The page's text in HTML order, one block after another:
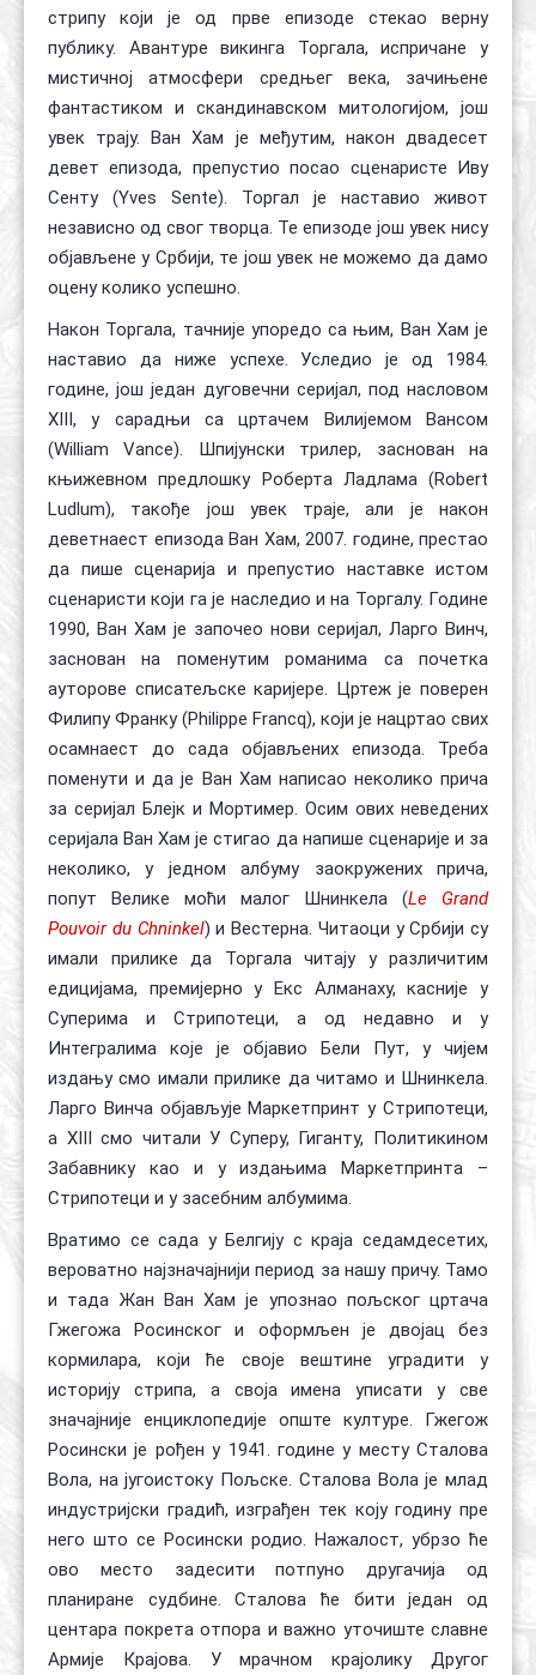
стрипу који је од прве епизоде стекао верну
публику. Авантуре викинга Торгала, испричане у
мистичној атмосфери средњег века, зачињене
фантастиком и скандинавском митологијом, још
увек трају. Ван Хам је међутим, након двадесет
девет епизода, препустио посао сценаристе Иву
Сенту (Yves Sente). Торгал је наставио живот
независно од свог творца. Те епизоде још увек нису
објављене у Србији, те још увек не можемо да дамо
оцену колико успешно.
Након Торгала, тачније упоредо са њим, Ван Хам је
наставио да ниже успехе. Уследио је од 1984.
године, још један дуговечни серијал, под насловом
XIII, у сарадњи са цртачем Вилијемом Вансом
(William Vance). Шпијунски трилер, заснован на
књижевном предлошку Роберта Ладлама (Robert
Ludlum), такође још увек траје, али је након
деветнаест епизода Ван Хам, 2007. године, престао
да пише сценарија и препустио наставке истом
сценаристи који га је наследио и на Торгалу. Године
1990, Ван Хам је започео нови серијал, Ларго Винч,
заснован на поменутим романима са почетка
ауторове списатељске каријере. Цртеж је поверен
Филипу Франку (Philippe Francq), који је нацртао свих
осамнаест до сада објављених епизода. Треба
поменути и да је Ван Хам написао неколико прича
за серијал Блејк и Мортимер. Осим ових неведених
серијала Ван Хам је стигао да напише сценарије и за
неколико, у једном албуму заокружених прича,
попут Велике моћи малог Шнинкела (Le Grand
Pouvoir du Chninkel) и Вестерна. Читаоци у Србији су
имали прилике да Торгала читају у различитим
едицијама, премијерно у Екс Алманаху, касније у
Суперима и Стрипотеци, а од недавно и у
Интегралима које је објавио Бели Пут, у чијем
издању смо имали прилике да читамо и Шнинкела.
Ларго Винча објављује Маркетпринт у Стрипотеци,
а XIII смо читали У Суперу, Гиганту, Политикином
Забавнику као и у издањима Маркетпринта –
Стрипотеци и у засебним албумима.
Вратимо се сада у Белгију с краја седамдесетих,
вероватно најзначајнији период за нашу причу. Тамо
и тада Жан Ван Хам је упознао пољског цртача
Гжегожа Росинског и оформљен је двојац без
кормилара, који ће своје вештине уградити у
историју стрипа, а своја имена уписати у све
значајније енциклопедије опште културе. Гжегож
Росински је рођен у 1941. године у месту Сталова
Вола, на југоистоку Пољске. Сталова Вола је млад
индустријски градић, изграђен тек коју годину пре
него што се Росински родио. Нажалост, убрзо ће
ово место задесити потпуно другачија од
планиране судбине. Сталова ће бити један од
центара покрета отпора и важно уточиште славне
Армије Крајова. У мрачном крајолику Другог